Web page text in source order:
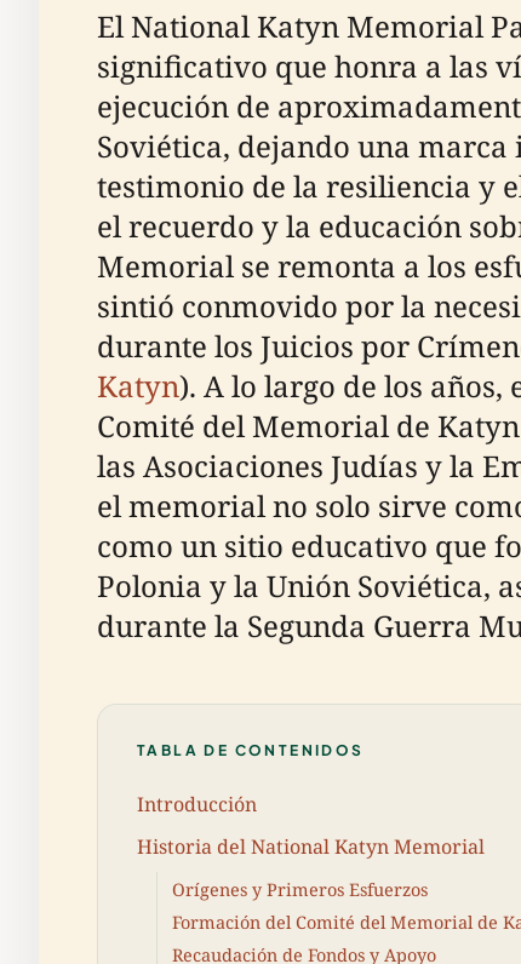
El National Katyn Memorial
significativo que honra a las
ejecución de
Soviética, dejando una
testimonio de la resiliencia y
el recuerdo y la educación
Memorial se remonta a los
sintió conmovido por la
durante los Juicios por
Katyn). A lo largo de los
Comité del Memorial de
las Asociaciones Judías y la
el memorial no solo sirve
como un sitio educativo que
Polonia y la Unión Soviética,
durante la Segunda Guerra
TABLA DE CONTENIDOS
Introducción
Historia del National Katyn Memorial
Orígenes y Primeros Esfuerzos
Formación del Comité del Memorial de
Recaudación de Fondos y Apoyo